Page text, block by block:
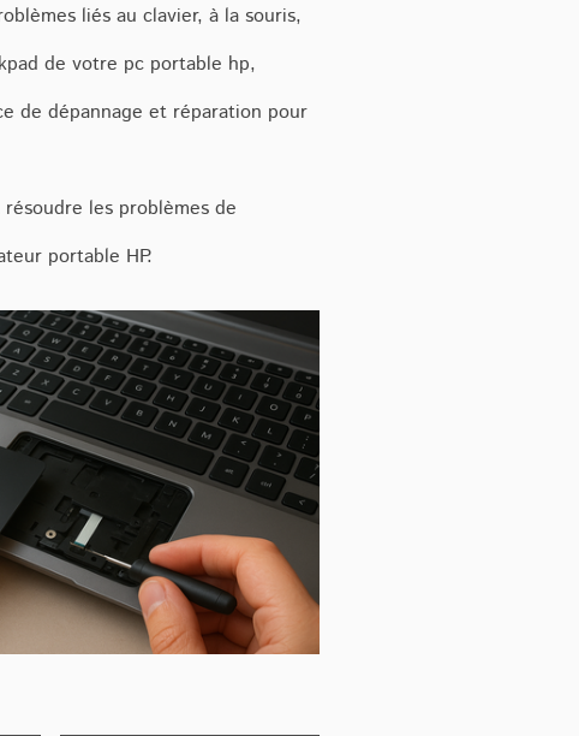
liés au clavier, à la souris,
de votre pc portable hp,
de dépannage et réparation pour
les problèmes de
portable HP.